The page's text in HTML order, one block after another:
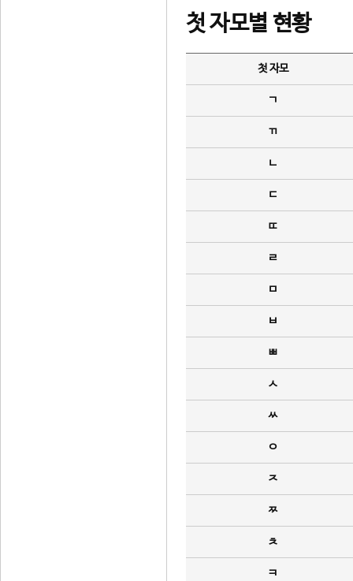
첫 자모별 현황
첫 자모
ㄱ
ㄲ
ㄴ
ㄷ
ㄸ
ㄹ
ㅁ
ㅂ
ㅃ
ㅅ
ㅆ
ㅇ
ㅈ
ㅉ
ㅊ
ㅋ